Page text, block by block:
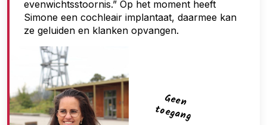
evenwichtsstoornis.” Op het moment heeft
Simone een cochleair implantaat, daarmee kan
ze geluiden en klanken opvangen.
G
een
toegan
g